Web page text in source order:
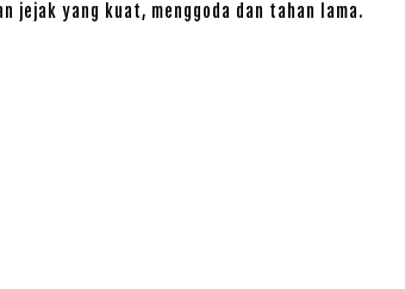
jejak yang kuat, menggoda dan tahan lama.